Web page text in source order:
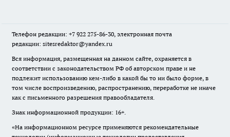
Телефон редакции: +7 922 275-86-30, электронная почта
редакции: sitesredaktor@yandex.ru
Вся информация, размещенная на данном сайте, охраняется в
соответствии с законодательством РФ об авторском праве и не
подлежит использованию кем-либо в какой бы то ни было форме, в
том числе воспроизведению, распространению, переработке не иначе
как с письменного разрешения правообладателя.
Знак информационной продукции: 16+.
«На информационном ресурсе применяются рекомендательные